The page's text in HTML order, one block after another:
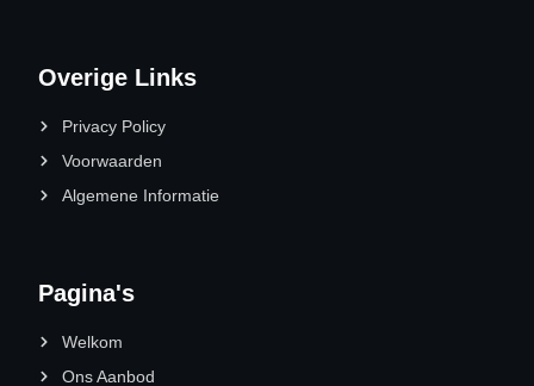
Pagina's
Welkom
Ons Aanbod
Overige Links
Privacy Policy
Voorwaarden
Algemene Informatie